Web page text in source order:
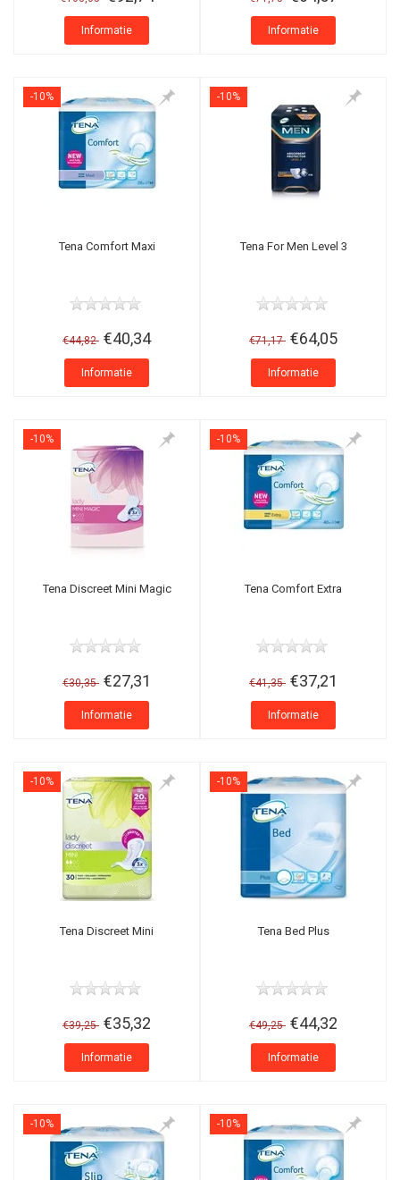
Informatie Informatie
-10%
Tena Comfort Maxi
€44,82 €40,34
Informatie
-10%
Tena For Men Level 3
€71,17 €64,05
Informatie
-10%
Tena Discreet Mini Magic
€30,35 €27,31
Informatie
-10%
Tena Comfort Extra
€41,35 €37,21
Informatie
-10%
Tena Discreet Mini
€39,25 €35,32
Informatie
-10%
Tena Bed Plus
€49,25 €44,32
Informatie
-10% -10%